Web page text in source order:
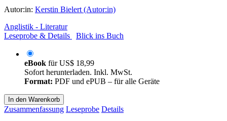
Autor:in: Kerstin Bielert (Autor:in)
Anglistik - Literatur
Leseprobe & Details
Blick ins Buch
eBook fürUS$ 18,99
Sofort herunterladen. Inkl. MwSt.
Format: PDF und ePUB – für alle Geräte
In den Warenkorb
Zusammenfassung Leseprobe Details